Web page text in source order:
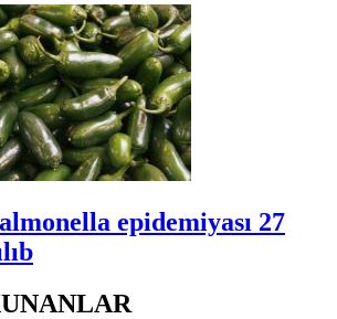
epidemiyası 27